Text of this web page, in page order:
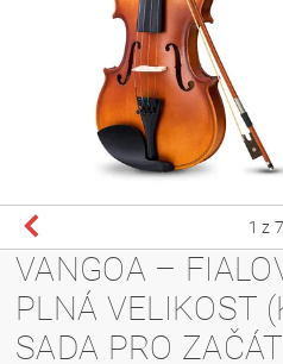
1 z 7
VANGOA –
PLNÁ VELIKOST
SADA PRO